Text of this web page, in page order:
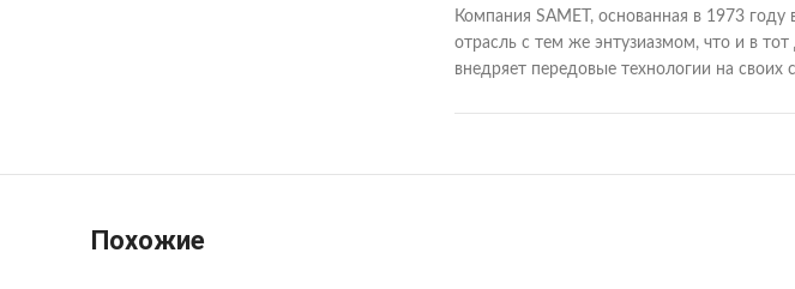
Компания SAMET, основанная в 1973
отрасль с тем же энтузиазмом, что и в
внедряет передовые технологии на
Похожие